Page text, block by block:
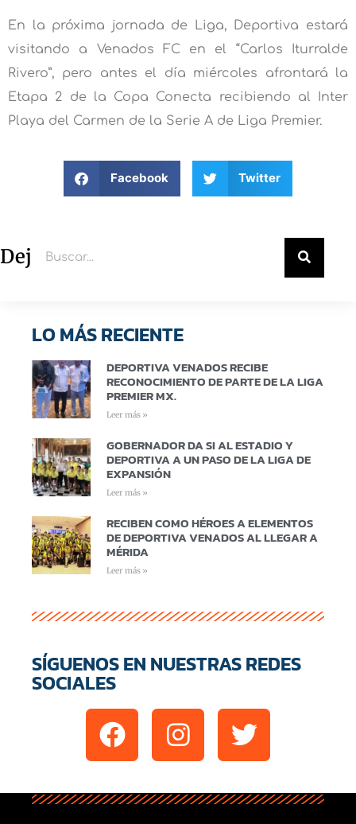
En la próxima jornada de Liga, Deportiva estará
visitando a Venados FC en el “Carlos Iturralde
Rivero”, pero antes el día miércoles afrontará la
Etapa 2 de la Copa Conecta recibiendo al Inter
Playa del Carmen de la Serie A de Liga Premier.
Facebook Twitter
Deja un comentario
LO MÁS RECIENTE
DEPORTIVA VENADOS RECIBE
RECONOCIMIENTO DE PARTE DE LA LIGA
PREMIER MX.
Leer más »
GOBERNADOR DA SI AL ESTADIO Y
DEPORTIVA A UN PASO DE LA LIGA DE
EXPANSIÓN
Leer más »
RECIBEN COMO HÉROES A ELEMENTOS
DE DEPORTIVA VENADOS AL LLEGAR A
MÉRIDA
Leer más »
SÍGUENOS EN NUESTRAS REDES
SOCIALES